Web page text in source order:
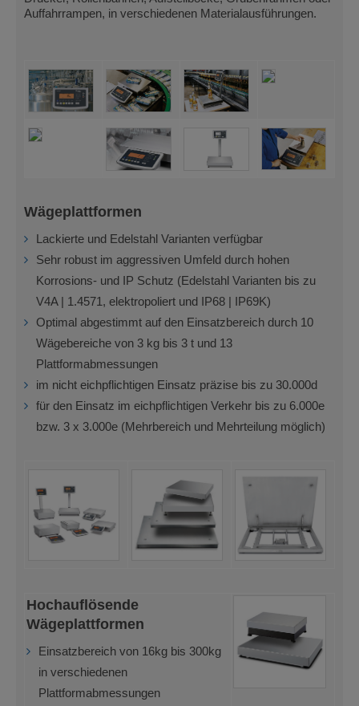
Auffahrrampen, in verschiedenen Materialausführungen.
Wägeplattformen
Lackierte und Edelstahl Varianten verfügbar
Sehr robust im aggressiven Umfeld durch hohen
Korrosions- und IP Schutz (Edelstahl Varianten bis zu
V4A | 1.4571, elektropoliert und IP68 | IP69K)
Optimal abgestimmt auf den Einsatzbereich durch 10
Wägebereiche von 3 kg bis 3 t und 13
Plattformabmessungen
im nicht eichpflichtigen Einsatz präzise bis zu 30.000d
für den Einsatz im eichpflichtigen Verkehr bis zu 6.000e
bzw. 3 x 3.000e (Mehrbereich und Mehrteilung möglich)
Hochauflösende
Wägeplattformen
Einsatzbereich von 16kg bis 300kg
in verschiedenen
Plattformabmessungen